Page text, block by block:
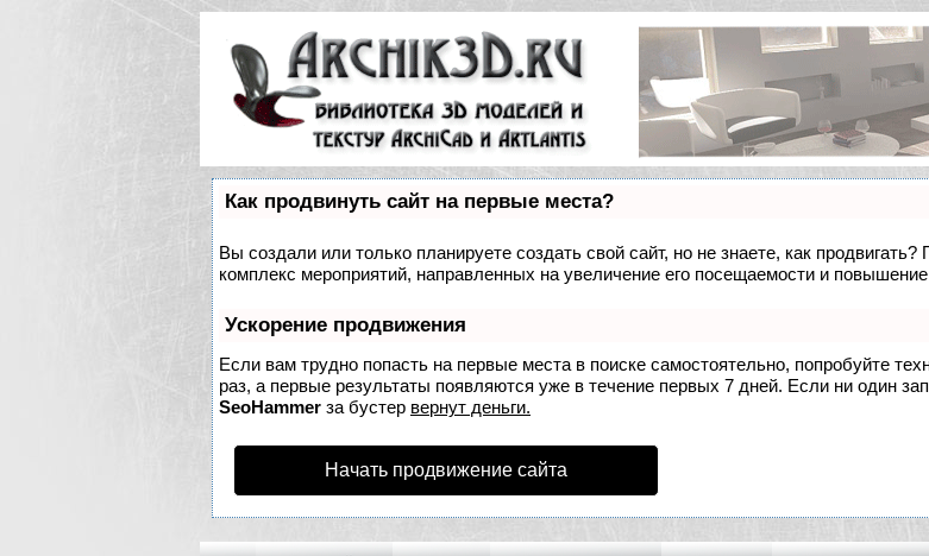
Как продвинуть сайт на первые места?
Вы создали или только планируете создать свой сайт, но не знаете, как
комплекс мероприятий, направленных на увеличение его посещаемости и
Ускорение продвижения
Если вам трудно попасть на первые места в поиске самостоятельно, попробуйте
раз, а первые результаты появляются уже в течение первых 7 дней. Если ни один
SeoHammer за бустер вернут деньги.
Начать продвижение сайта